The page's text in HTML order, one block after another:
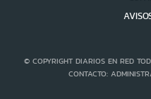
© COPYRIGHT DIARIOS EN RED
CONTACTO: